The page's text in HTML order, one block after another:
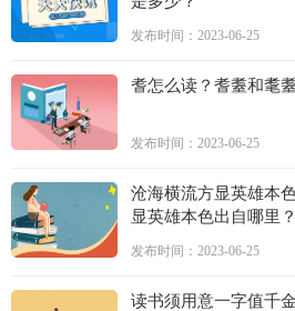
发布时间：2023-06-25
耆怎么读？耆耋和耄
发布时间：2023-06-25
沧海横流方显英雄本
显英雄本色出自哪里？
发布时间：2023-06-25
读书须用意一字值千